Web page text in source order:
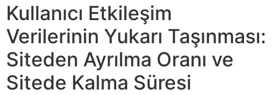
Kullanıcı Etkileşim
Verilerinin Yukarı Taşınması:
Siteden Ayrılma Oranı ve
Sitede Kalma Süresi